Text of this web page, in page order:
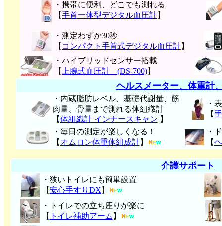
・携帯に便利、どこでも測れる
【手首一体型デジタル血圧計】
・測定わずか30秒
【 コンパクト手首式デジタル血圧計】
・ハイブリッドセンサー搭載
【
上腕式血圧計 (DS-700)】
ヘルスメーター、体重計
・内蔵脂肪レベル、基礎代謝量、筋
肉量、骨量まで測れる体組織計
【体組織計 インナースキャン 】
・
【
・毎日の測定が楽しくなる！
【 オムロン体重体組成計】
・
【
介護サポート
・狭いトイレにも簡単設置
【安心手すりDX 】
・トイレでの立ち座りが楽に
【 トイレ補助アーム 】